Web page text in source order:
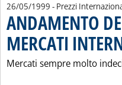
26/05/1999 - Prezzi
ANDAMENTO
MERCATI
Mercati sempre molto